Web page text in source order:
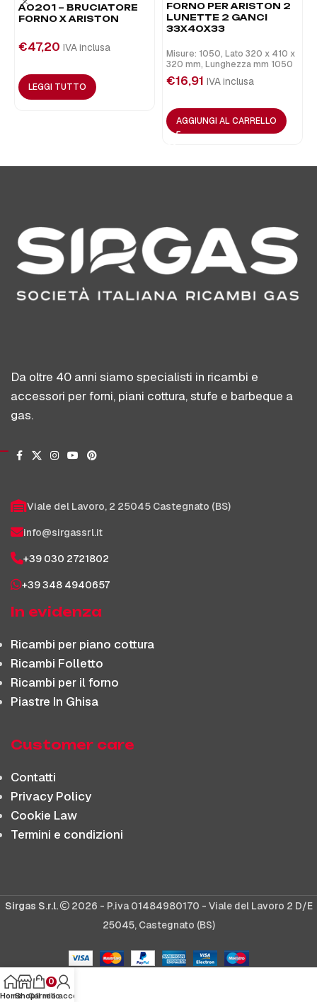
A0201 – BRUCIATORE
FORNO X ARISTON
€47,20 IVA inclusa
LEGGI TUTTO
FORNO PER ARISTON 2
LUNETTE 2 GANCI
33X40X33
Misure: 1050, Lato 320 x 410 x
320 mm, Lunghezza mm 1050
€16,91 IVA inclusa
AGGIUNGI AL CARRELLO
Da oltre 40 anni siamo specialisti in ricambi e
accessori per forni, piani cottura, stufe e barbeque a
gas.
Viale del Lavoro, 2 25045 Castegnato (BS)
info@sirgassrl.it
+39 030 2721802
+39 348 4940657
In evidenza
Ricambi per piano cottura
Ricambi Folletto
Ricambi per il forno
Piastre In Ghisa
Customer care
Contatti
Privacy Policy
Cookie Law
Termini e condizioni
Sirgas S.r.l.
2026 - P.iva 01484980170 - Viale del Lavoro 2 D/E
25045, Castegnato (BS)
HomeShop
0
Carrello
Il mio account